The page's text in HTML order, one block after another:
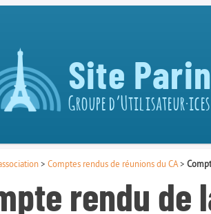
Site
Groupe
> Comptes rendus de réunions du CA>
rendu de